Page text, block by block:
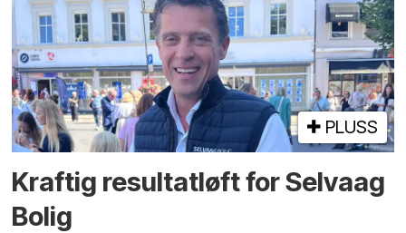
PLUSS
Kraftig resultatløft for Selvaag
Bolig